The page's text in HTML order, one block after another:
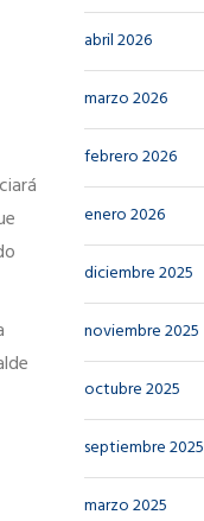
abril 2026
marzo 2026
febrero 2026
enero 2026
diciembre 2025
noviembre 2025
octubre 2025
septiembre 2025
marzo 2025